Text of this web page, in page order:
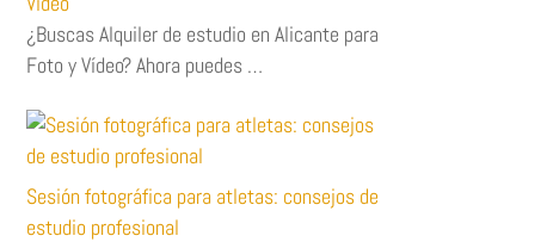
¿Buscas Alquiler de estudio en Alicante para
Foto y Vídeo? Ahora puedes …
Sesión fotográfica para atletas: consejos de
estudio profesional